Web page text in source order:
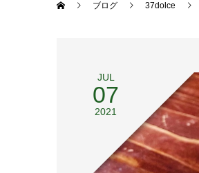
ブログ 37dolce
JUL
07
2021